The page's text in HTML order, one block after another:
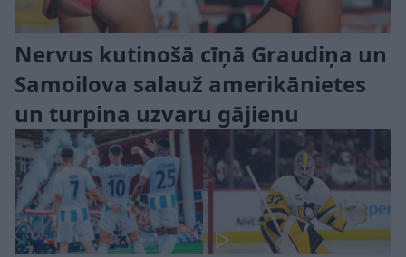
Nervus kutinošā cīņā Graudiņa un
Samoilova salauž amerikānietes
un turpina uzvaru gājienu